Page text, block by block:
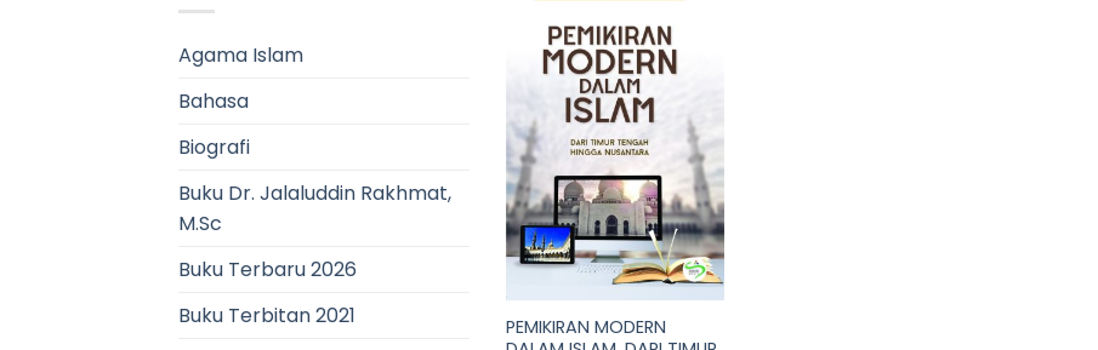
Agama Islam
Bahasa
Biografi
Buku Dr. Jalaluddin Rakhmat,
M.Sc
Buku Terbaru 2026
Buku Terbitan 2021
PEMIKIRAN MODERN